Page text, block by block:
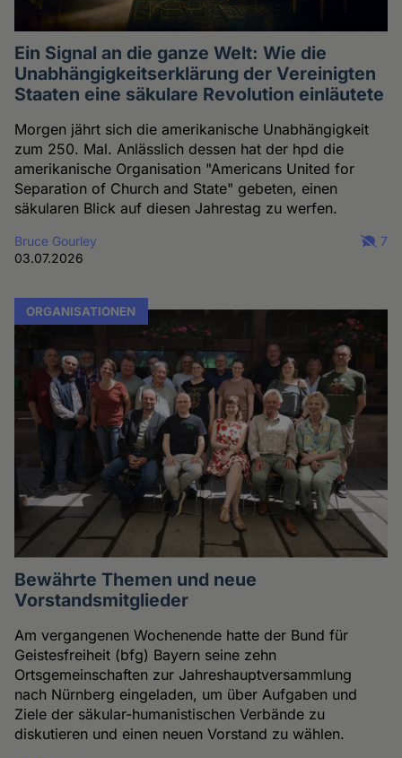
Ein Signal an die ganze Welt: Wie die
Unabhängigkeitserklärung der Vereinigten
Staaten eine säkulare Revolution einläutete
Morgen jährt sich die amerikanische Unabhängigkeit
zum 250. Mal. Anlässlich dessen hat der hpd die
amerikanische Organisation "Americans United for
Separation of Church and State" gebeten, einen
säkularen Blick auf diesen Jahrestag zu werfen.
Bruce Gourley
03.07.2026
7
ORGANISATIONEN
Bewährte Themen und neue
Vorstandsmitglieder
Am vergangenen Wochenende hatte der Bund für
Geistesfreiheit (bfg) Bayern seine zehn
Ortsgemeinschaften zur Jahreshauptversammlung
nach Nürnberg eingeladen, um über Aufgaben und
Ziele der säkular-humanistischen Verbände zu
diskutieren und einen neuen Vorstand zu wählen.